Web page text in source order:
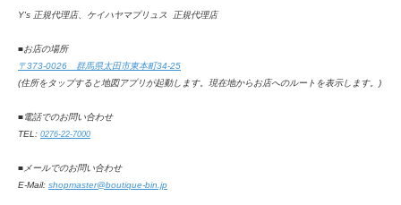
Y's 正規代理店、ケイハヤマプリュス 正規代理店
■お店の場所
〒373-0026 群馬県太田市東本町34-25
(住所をタップすると地図アプリが起動します。 現在地からお店へのルートを表示します。 )
■電話でのお問い合わせ
TEL: 0276-22-7000
■メールでのお問い合わせ
E-Mail: shopmaster@boutique-bin.jp